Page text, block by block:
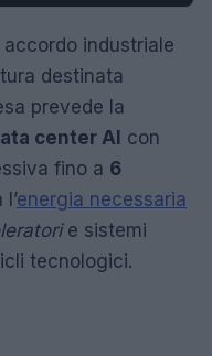
industriale
destinata
prevede la
center AI con
fino a 6
energia necessaria
e sistemi
tecnologici.